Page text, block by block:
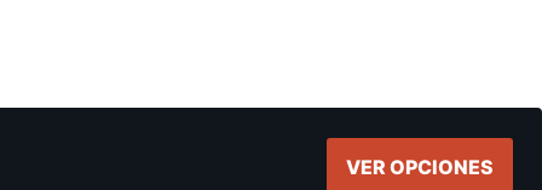
VER OPCIONES